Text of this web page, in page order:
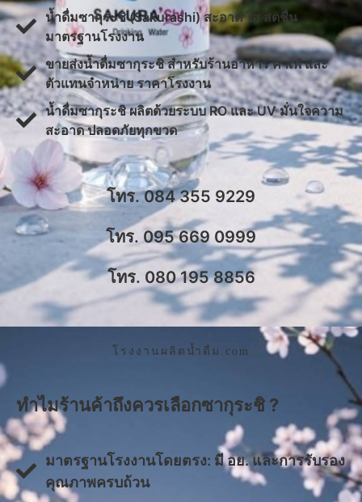
น้ำดื่มซากุระชิ (Sakurashi) สะอาด ใส สดชื่น
มาตรฐานโรงงาน
ขายส่งน้ำดื่มซากุระชิ สำหรับร้านอาหาร คาเฟ่ และ
ตัวแทนจำหน่าย ราคาโรงงาน
น้ำดื่มซากุระชิ ผลิตด้วยระบบ RO และ UV มั่นใจความ
สะอาด ปลอดภัยทุกขวด
โทร. 084 355 9229
โทร. 095 669 0999
โทร. 080 195 8856
โรงงานผลิตน้ำดื่ม.com
ทำไมร้านค้าถึงควรเลือกซากุระชิ ?
มาตรฐานโรงงานโดยตรง: มี อย. และการรับรอง
คุณภาพครบถ้วน